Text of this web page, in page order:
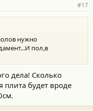
#17
нужно
пол,в
дела! Сколько
плита будет вроде